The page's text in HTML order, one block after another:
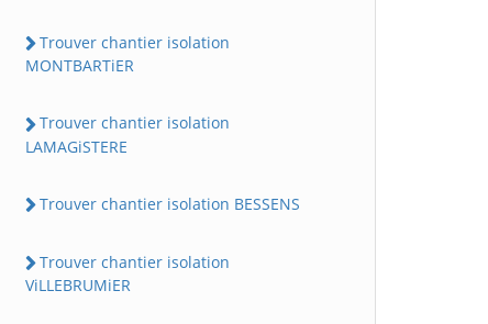
Trouver chantier isolation
MONTBARTiER
Trouver chantier isolation
LAMAGiSTERE
Trouver chantier isolation BESSENS
Trouver chantier isolation
ViLLEBRUMiER